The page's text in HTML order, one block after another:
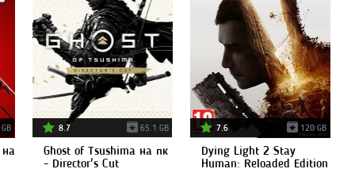
на
8.7 65.1 GB
Ghost of Tsushima на пк
- Director's Cut
7.6 120 GB
Dying Light 2 Stay
Human: Reloaded Edition